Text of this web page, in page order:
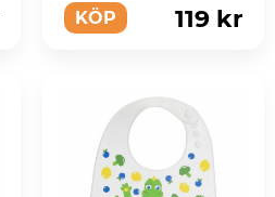
Babblarna.
KÖP 119 kr